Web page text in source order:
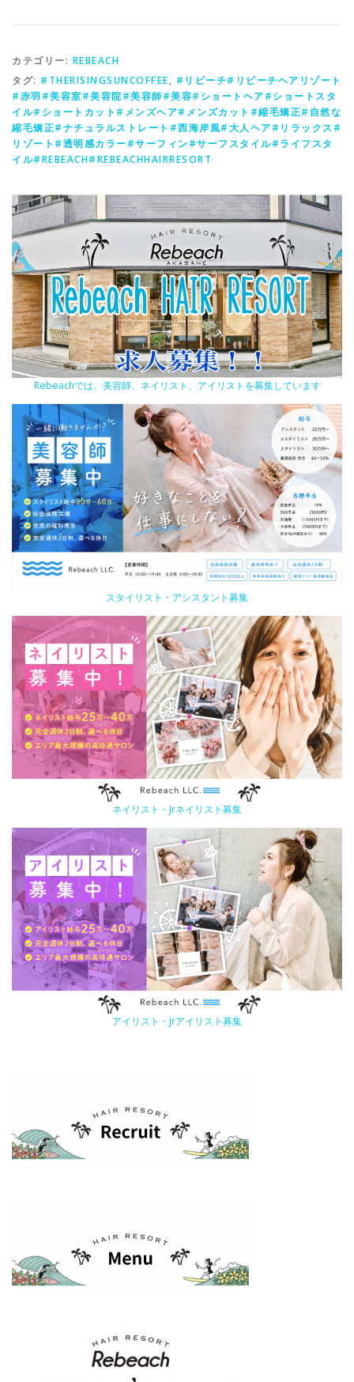
カテゴリー: REBEACH
タグ: #THERISINGSUNCOFFEE, #リビーチ#リビーチヘアリゾート
#赤羽#美容室#美容院#美容師#美容#ショートヘア#ショートスタ
イル#ショートカット#メンズヘア#メンズカット#縮毛矯正#自然な
縮毛矯正#ナチュラルストレート#西海岸風#大人ヘア#リラックス#
リゾート#透明感カラー#サーフィン#サーフスタイル#ライフスタ
イル#REBEACH#REBEACHHAIRRESORT
Rebeachでは、美容師、ネイリスト、アイリストを募集しています
スタイリスト・アシスタント募集
ネイリスト・Jrネイリスト募集
アイリスト・Jrアイリスト募集